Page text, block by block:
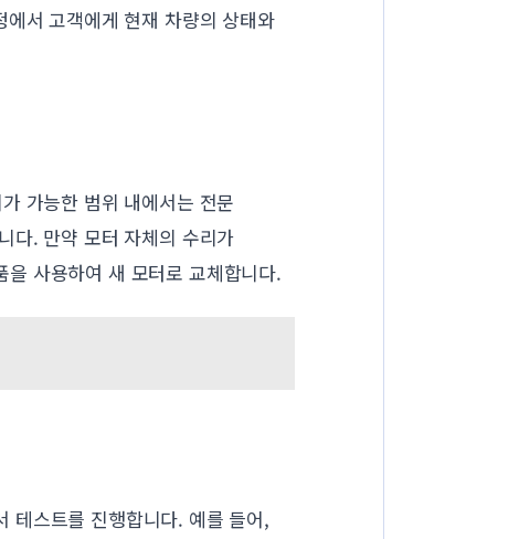
서 고객에게 현재 차량의 상태와
가능한 범위 내에서는 전문
다. 만약 모터 자체의 수리가
사용하여 새 모터로 교체합니다.
테스트를 진행합니다. 예를 들어,